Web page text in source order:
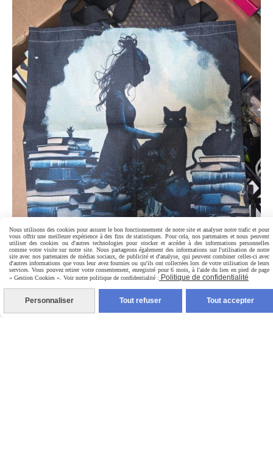
TOTEBAG LIVRESQUE
Nous utilisons des cookies pour assurer le bon fonctionnement de notre site et analyser notre trafic et pour
vous offrir une meilleure expérience à des fins de statistiques. Pour cela, nos partenaires et nous peuvent
utiliser des cookies ou d'autres technologies pour stocker et accéder à des informations personnelles
comme votre visite sur notre site. Nous partageons également des informations sur l'utilisation de notre
site avec nos partenaires de médias sociaux, de publicité et d'analyse, qui peuvent combiner celles-ci avec
d'autres informations que vous leur avez fournies ou qu'ils ont collectées lors de votre utilisation de leurs
services. Vous pouvez retirer votre consentement, enregistré pour 6 mois, à l'aide du lien en pied de page
« Gestion Cookies ». Voir notre politique de confidentialité : Politique de confidentialité
Personnaliser Tout refuser Tout accepter